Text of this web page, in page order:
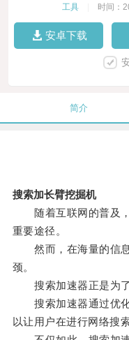
工具 时间：
安卓下载
简介
搜索加长臂挖掘机
随着互联网的普及，
重要途径。
然而，在海量的信息
颈。
搜索加速器正是为了
搜索加速器通过优化
以让用户在进行网络搜